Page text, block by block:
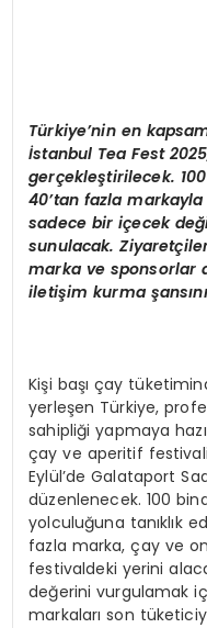
Türkiye’nin en
İstanbul Tea Fest
gerçekleştirilecek.
40’tan fazla
sadece bir içecek
sunulacak.
marka ve sponsorlar
iletişim kurma
Kişi başı çay
yerleşen Türkiye,
sahipliği yapmaya
çay ve aperitif festivali
Eylül’de Galataport
düzenlenecek. 100
yolculuğuna tanıklık
fazla marka, çay ve
festivaldeki yerini
değerini vurgulamak
markaları son